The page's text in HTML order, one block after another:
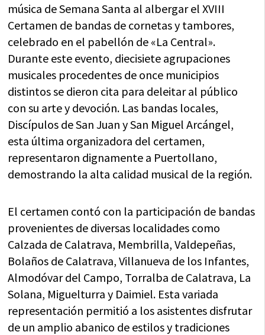
música de Semana Santa al albergar el XVIII
Certamen de bandas de cornetas y tambores,
celebrado en el pabellón de «La Central».
Durante este evento, diecisiete agrupaciones
musicales procedentes de once municipios
distintos se dieron cita para deleitar al público
con su arte y devoción. Las bandas locales,
Discípulos de San Juan y San Miguel Arcángel,
esta última organizadora del certamen,
representaron dignamente a Puertollano,
demostrando la alta calidad musical de la región.
El certamen contó con la participación de bandas
provenientes de diversas localidades como
Calzada de Calatrava, Membrilla, Valdepeñas,
Bolaños de Calatrava, Villanueva de los Infantes,
Almodóvar del Campo, Torralba de Calatrava, La
Solana, Miguelturra y Daimiel. Esta variada
representación permitió a los asistentes disfrutar
de un amplio abanico de estilos y tradiciones